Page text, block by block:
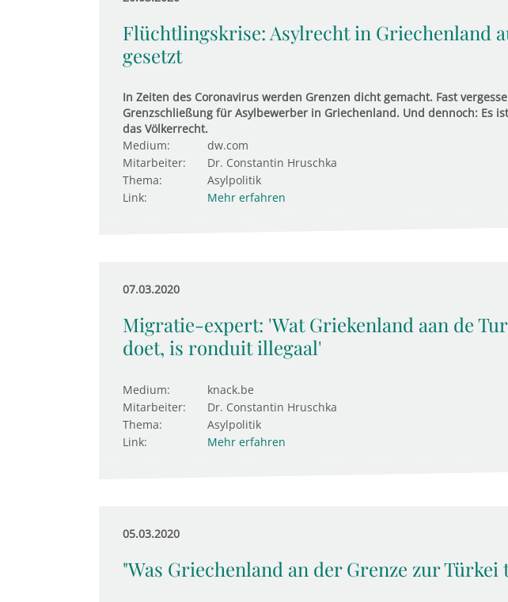
Flüchtlingskrise: Asylrecht in Griechenland
gesetzt
In Zeiten des Coronavirus werden Grenzen dicht gemacht. Fast
Grenzschließung für Asylbewerber in Griechenland. Und dennoch: Es
das Völkerrecht.
Medium:
dw.com
Mitarbeiter:
Dr. Constantin Hruschka
Thema:
Asylpolitik
Link:
Mehr erfahren
07.03.2020
Migratie-expert: 'Wat Griekenland aan de
doet, is ronduit illegaal'
Medium:
knack.be
Mitarbeiter:
Dr. Constantin Hruschka
Thema:
Asylpolitik
Link:
Mehr erfahren
05.03.2020
"Was Griechenland an der Grenze zur